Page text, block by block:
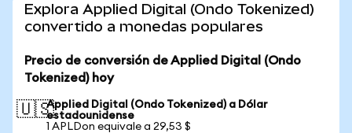
Explora Applied Digital (Ondo Tokenized)
convertido a monedas populares
Precio de conversión de Applied Digital (Ondo
Tokenized) hoy
🇺🇸Applied Digital (Ondo Tokenized) a Dólar
estadounidense
1 APLDon equivale a 29,53 $